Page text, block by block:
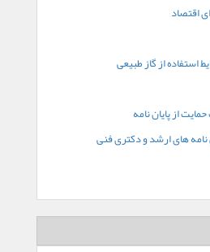
اقتصاد
استفاده از گاز طبیعی
از پایان نامه
های ارشد و دکتری فنی